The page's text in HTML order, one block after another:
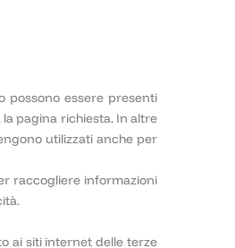
possono essere presenti
pagina richiesta. In altre
utilizzati anche per
raccogliere informazioni
ai siti internet delle terze